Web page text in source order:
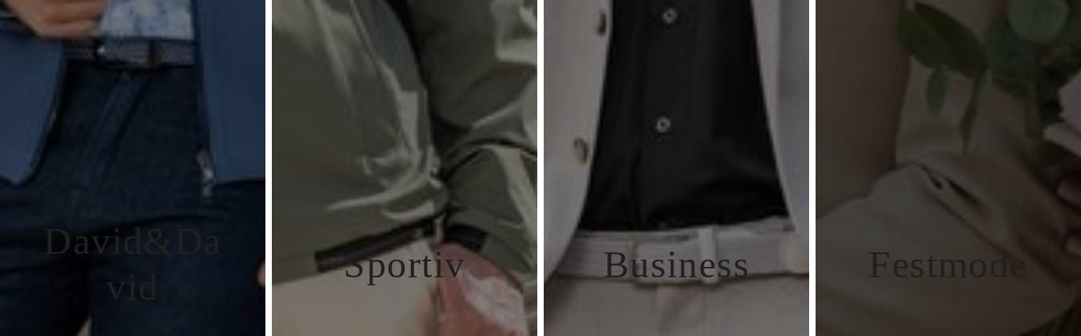
David&Da
vid
Sportiv Business Festmode